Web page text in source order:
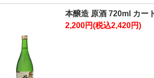
本醸造 原酒 720ml カー
2,200円(税込2,420円)